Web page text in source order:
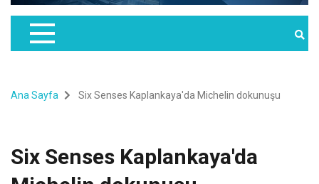
Ana Sayfa Six Senses Kaplankaya'da Michelin dokunuşu
Six Senses Kaplankaya'da